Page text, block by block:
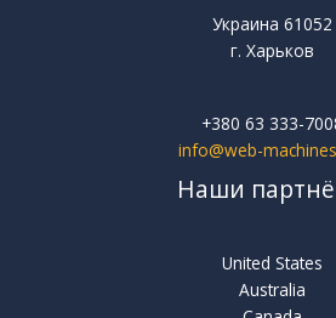
Украина 61052
г. Харьков
+380 63 333-
info@web-
Наши
United States
Australia